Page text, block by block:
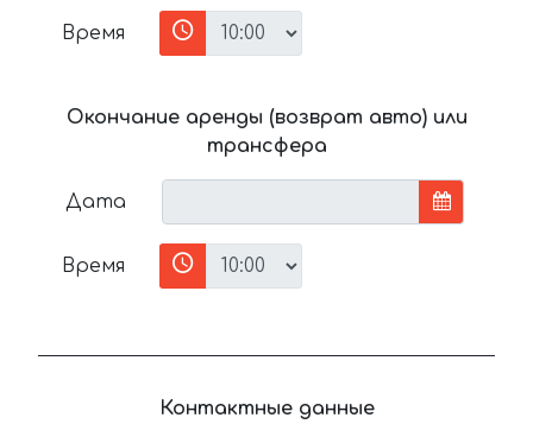
Время
Окончание аренды (возврат авто) или
трансфера
Дата
Время
Контактные данные